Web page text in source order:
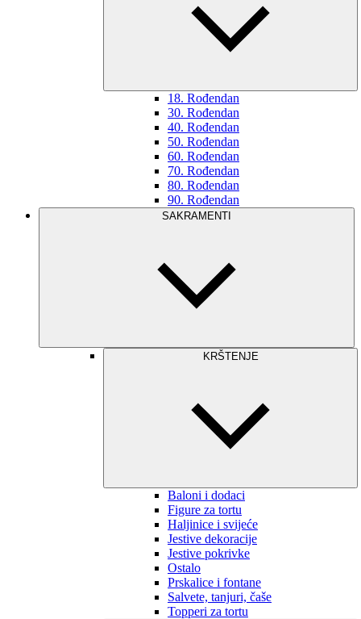
18. Rođendan
30. Rođendan
40. Rođendan
50. Rođendan
60. Rođendan
70. Rođendan
80. Rođendan
90. Rođendan
SAKRAMENTI
KRŠTENJE
Baloni i dodaci
Figure za tortu
Haljinice i svijeće
Jestive dekoracije
Jestive pokrivke
Ostalo
Prskalice i fontane
Salvete, tanjuri, čaše
Topperi za tortu